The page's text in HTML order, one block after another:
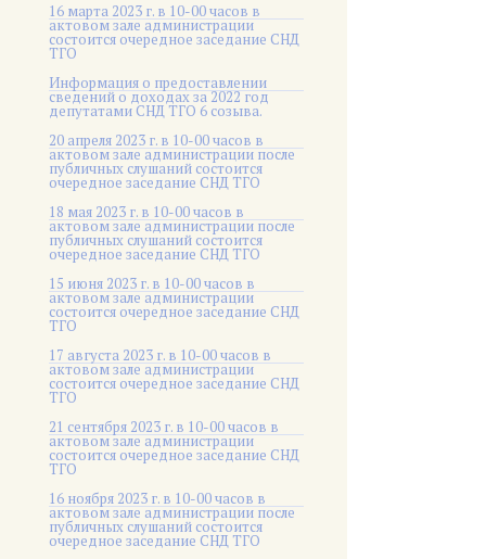
16 марта 2023 г. в 10-00 часов в
актовом зале администрации
состоится очередное заседание СНД
ТГО
Информация о предоставлении
сведений о доходах за 2022 год
депутатами СНД ТГО 6 созыва.
20 апреля 2023 г. в 10-00 часов в
актовом зале администрации после
публичных слушаний состоится
очередное заседание СНД ТГО
18 мая 2023 г. в 10-00 часов в
актовом зале администрации после
публичных слушаний состоится
очередное заседание СНД ТГО
15 июня 2023 г. в 10-00 часов в
актовом зале администрации
состоится очередное заседание СНД
ТГО
17 августа 2023 г. в 10-00 часов в
актовом зале администрации
состоится очередное заседание СНД
ТГО
21 сентября 2023 г. в 10-00 часов в
актовом зале администрации
состоится очередное заседание СНД
ТГО
16 ноября 2023 г. в 10-00 часов в
актовом зале администрации после
публичных слушаний состоится
очередное заседание СНД ТГО